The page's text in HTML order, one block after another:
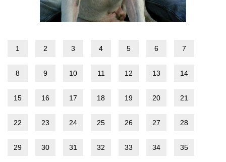
1 2 3 4 5 6 7
8 9 10 11 12 13 14
15 16 17 18 19 20 21
22 23 24 25 26 27 28
29 30 31 32 33 34 35